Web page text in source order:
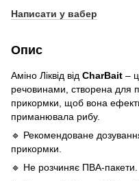
Написати у вабер
Опис
Аміно Ліквід від CharBait –
речовинами, створена для
прикормки, щоб вона
приманювала рибу.
🔹 Рекомендоване
прикормки.
🔹 Не розчиняє ПВА-пакети.